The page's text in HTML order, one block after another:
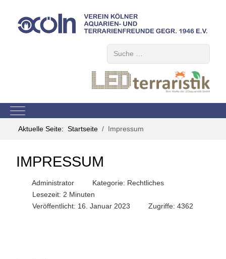
Mobile Menu Toggle
Aktuelle Seite: Startseite Impressum
IMPRESSUM
Administrator Kategorie: Rechtliches
Lesezeit: 2 Minuten
Veröffentlicht: 16. Januar 2023
Zugriffe: 4362